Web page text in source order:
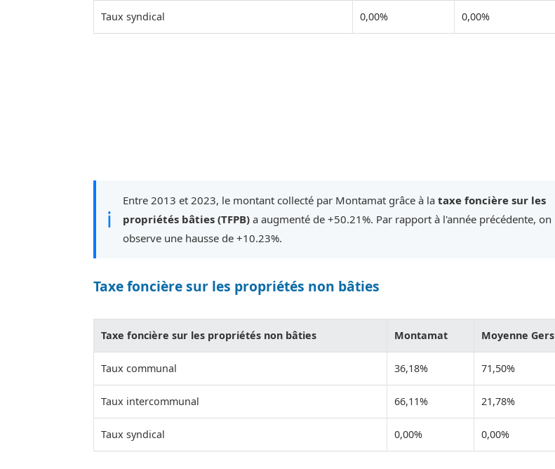
Taux syndical 0,00% 0,00%
ℹ
Entre 2013 et 2023, le montant collecté par Montamat grâce à la taxe foncière sur les
propriétés bâties (TFPB) a augmenté de +50.21%. Par rapport à l'année précédente, on
observe une hausse de +10.23%.
Taxe foncière sur les propriétés non bâties
Taxe foncière sur les propriétés non bâties Montamat Moyenne Gers
Taux communal 36,18% 71,50%
Taux intercommunal 66,11% 21,78%
Taux syndical 0,00% 0,00%